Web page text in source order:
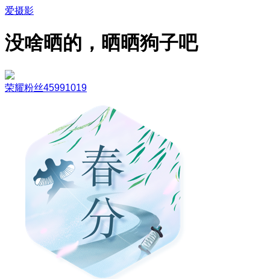
爱摄影
没啥晒的，晒晒狗子吧
荣耀粉丝45991019